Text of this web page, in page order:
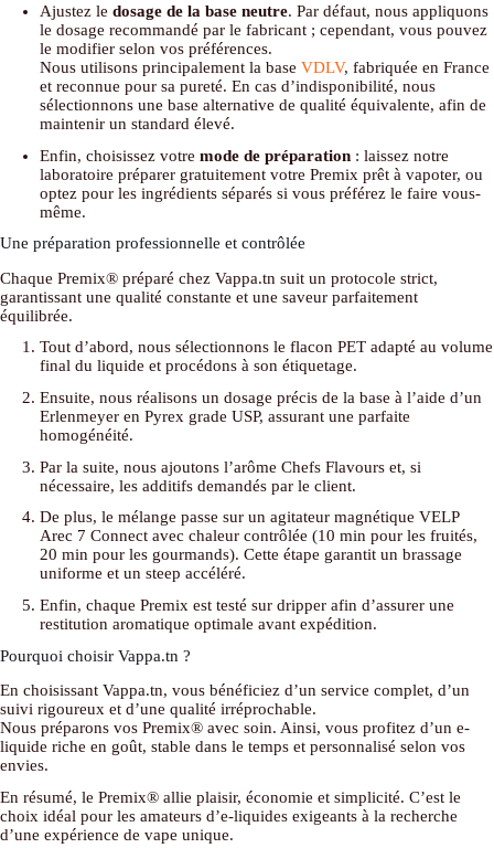
Ajustez ledosage de la base neutre. Par défaut, nous appliquons
le dosage recommandé par le fabricant ; cependant, vous pouvez
le modifier selon vos préférences.
Nous utilisons principalement la base VDLV, fabriquée en France
et reconnue pour sa pureté. En cas d’indisponibilité, nous
sélectionnons une base alternative de qualité équivalente, afin de
maintenir un standard élevé.
Enfin, choisissez votremode de préparation : laissez notre
laboratoire préparer gratuitement votre Premix prêt à vapoter, ou
optez pour les ingrédients séparés si vous préférez le faire vous-
même.
Une préparation professionnelle et contrôlée
Chaque Premix® préparé chez Vappa.tn suit un protocole strict,
garantissant une qualité constante et une saveur parfaitement
équilibrée.
Tout d’abord, nous sélectionnons le flacon PET adapté au volume
final du liquide et procédons à son étiquetage.
Ensuite, nous réalisons un dosage précis de la base à l’aide d’un
Erlenmeyer en Pyrex grade USP, assurant une parfaite
homogénéité.
Par la suite, nous ajoutons l’arôme Chefs Flavours et, si
nécessaire, les additifs demandés par le client.
De plus, le mélange passe sur un agitateur magnétique VELP
Arec 7 Connect avec chaleur contrôlée (10 min pour les fruités,
20 min pour les gourmands). Cette étape garantit un brassage
uniforme et un steep accéléré.
Enfin, chaque Premix est testé sur dripper afin d’assurer une
restitution aromatique optimale avant expédition.
Pourquoi choisir Vappa.tn ?
En choisissant Vappa.tn, vous bénéficiez d’un service complet, d’un
suivi rigoureux et d’une qualité irréprochable.
Nous préparons vos Premix® avec soin. Ainsi, vous profitez d’un e-
liquide riche en goût, stable dans le temps et personnalisé selon vos
envies.
En résumé, le Premix® allie plaisir, économie et simplicité. C’est le
choix idéal pour les amateurs d’e-liquides exigeants à la recherche
d’une expérience de vape unique.